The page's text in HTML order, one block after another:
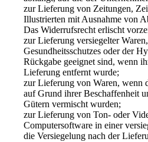
zur Lieferung von Zeitungen,
Illustrierten mit Ausnahme von
Das Widerrufsrecht erlischt
zur Lieferung versiegelter
Gesundheitsschutzes oder der
Rückgabe geeignet sind, wenn
Lieferung entfernt wurde;
zur Lieferung von Waren, wenn
auf Grund ihrer Beschaffenheit
Gütern vermischt wurden;
zur Lieferung von Ton- oder
Computersoftware in einer
die Versiegelung nach der